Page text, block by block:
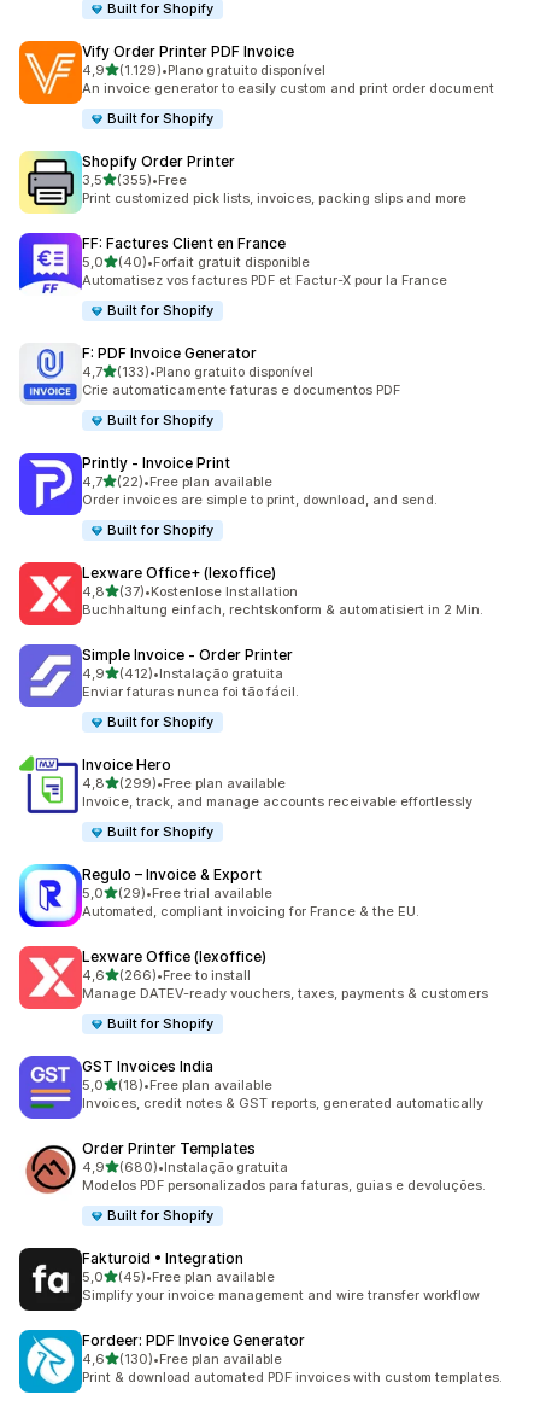
Built for Shopify
Vify Order Printer PDF Invoice
4,9de 5 estrelas
(1.129)
1129 total de avaliações
•Plano gratuito disponível
An invoice generator to easily custom and print order document
Built for Shopify
Shopify Order Printer
3,5de 5 estrelas
(355)
355 total de avaliações
•Free
Print customized pick lists, invoices, packing slips and more
FF: Factures Client en France
5,0de 5 estrelas
(40)
40 total de avaliações
•Forfait gratuit disponible
Automatisez vos factures PDF et Factur-X pour la France
Built for Shopify
F: PDF Invoice Generator
4,7de 5 estrelas
(133)
133 total de avaliações
•Plano gratuito disponível
Crie automaticamente faturas e documentos PDF
Built for Shopify
Printly ‑ Invoice Print
4,7de 5 estrelas
(22)
22 total de avaliações
•Free plan available
Order invoices are simple to print, download, and send.
Built for Shopify
Lexware Office+ (lexoffice)
4,8de 5 estrelas
(37)
37 total de avaliações
•Kostenlose Installation
Buchhaltung einfach, rechtskonform & automatisiert in 2 Min.
Simple Invoice ‑ Order Printer
4,9de 5 estrelas
(412)
412 total de avaliações
•Instalação gratuita
Enviar faturas nunca foi tão fácil.
Built for Shopify
Invoice Hero
4,8de 5 estrelas
(299)
299 total de avaliações
•Free plan available
Invoice, track, and manage accounts receivable effortlessly
Built for Shopify
Regulo – Invoice & Export
5,0de 5 estrelas
(29)
29 total de avaliações
•Free trial available
Automated, compliant invoicing for France & the EU.
Lexware Office (lexoffice)
4,6de 5 estrelas
(266)
266 total de avaliações
•Free to install
Manage DATEV-ready vouchers, taxes, payments & customers
Built for Shopify
GST Invoices India
5,0de 5 estrelas
(18)
18 total de avaliações
•Free plan available
Invoices, credit notes & GST reports, generated automatically
Order Printer Templates
4,9de 5 estrelas
(680)
680 total de avaliações
•Instalação gratuita
Modelos PDF personalizados para faturas, guias e devoluções.
Built for Shopify
Fakturoid • Integration
5,0de 5 estrelas
(45)
45 total de avaliações
•Free plan available
Simplify your invoice management and wire transfer workflow
Fordeer: PDF Invoice Generator
4,6de 5 estrelas
(130)
130 total de avaliações
•Free plan available
Print & download automated PDF invoices with custom templates.